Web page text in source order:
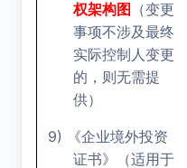
权架构图
（变更
事项不涉及最终
实际控制人变更
的，则无需提
供）
9)
《企业境外投资
证书》（适用于